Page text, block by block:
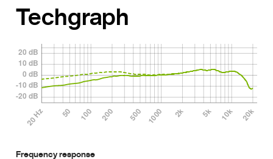
Techgraph
Frequency response